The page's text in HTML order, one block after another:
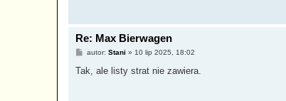
Re: Max Bierwagen
P
s
autor: Stani » 10 lip 2025, 18:02
Tak, ale listy strat nie zawiera.